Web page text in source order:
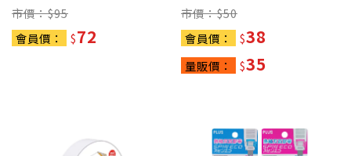
市價：$95
會員價：
$72
市價：$50
會員價：
$38
量販價： $35